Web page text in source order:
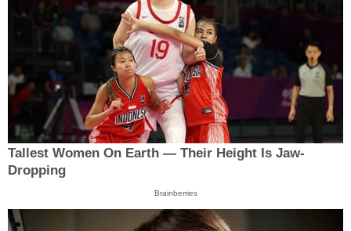
Tallest Women On Earth — Their Height Is Jaw-
Dropping
Brainberries